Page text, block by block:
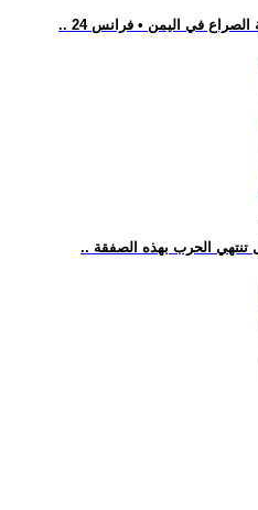
تنتهي الحرب بهذه الصفقة